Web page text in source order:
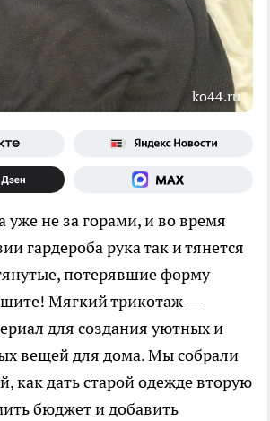
ko44.ru
уже не за горами, и во время
гардероба рука так и тянется
потерявшие форму
Мягкий трикотаж —
для создания уютных и
вещей для дома. Мы собрали
как дать старой одежде вторую
бюджет и добавить